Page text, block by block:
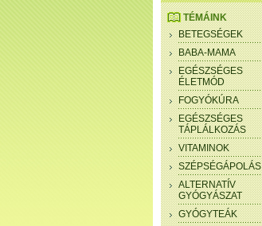
TÉMÁINK
BETEGSÉGEK
BABA-MAMA
EGÉSZSÉGES
ÉLETMÓD
FOGYÓKÚRA
EGÉSZSÉGES
TÁPLÁLKOZÁS
VITAMINOK
SZÉPSÉGÁPOLÁS
ALTERNATÍV
GYÓGYÁSZAT
GYÓGYTEÁK